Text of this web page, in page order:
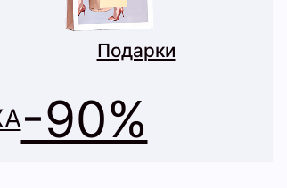
Подарки
-90%